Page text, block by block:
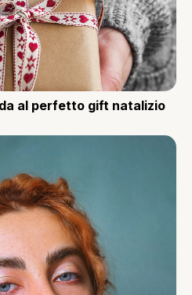
al perfetto gift natalizio